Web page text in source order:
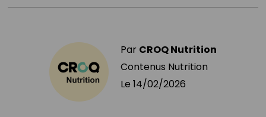
Par CROQ Nutrition
Contenus Nutrition
Le 14/02/2026